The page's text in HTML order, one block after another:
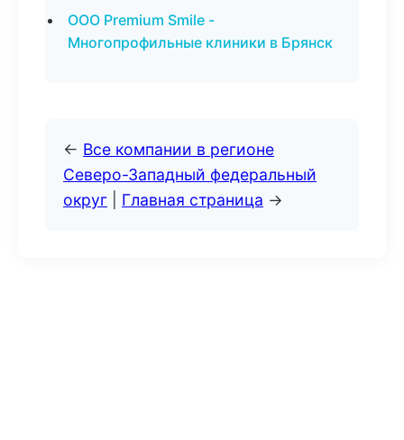
ООО Premium Smile -
Многопрофильные клиники в Брянск
← Все компании в регионе
Северо-Западный федеральный
округ
Главная страница →